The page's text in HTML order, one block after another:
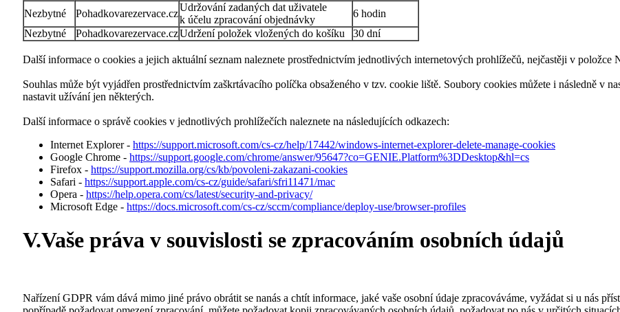
Nezbytné Pohadkovarezervace.cz
Udržování zadaných dat uživatele
k účelu zpracování objednávky
6 hodin
Nezbytné
Pohadkovarezervace.czUdržení položek vložených do košíku 30 dní
Další informace o cookies a jejich aktuální seznam naleznete prostřednictvím jednotlivých internetových prohlížečů, nejčastěji v položce
Souhlas může být vyjádřen prostřednictvím zaškrtávacího políčka obsaženého v tzv. cookie liště. Soubory cookies můžete i následně v
nastavit užívání jen některých.
Další informace o správě cookies v jednotlivých prohlížečích naleznete na následujících odkazech:
Internet Explorer - https://support.microsoft.com/cs-cz/help/17442/windows-internet-explorer-delete-manage-cookies
Google Chrome - https://support.google.com/chrome/answer/95647?co=GENIE.Platform%3DDesktop&hl=cs
Firefox - https://support.mozilla.org/cs/kb/povoleni-zakazani-cookies
Safari - https://support.apple.com/cs-cz/guide/safari/sfri11471/mac
Opera - https://help.opera.com/cs/latest/security-and-privacy/
Microsoft Edge - https://docs.microsoft.com/cs-cz/sccm/compliance/deploy-use/browser-profiles
V.Vaše práva v souvislosti se zpracováním osobních údajů
Nařízení GDPR vám dává mimo jiné právo obrátit se nanás a chtít informace, jaké vaše osobní údaje zpracováváme, vyžádat si u nás